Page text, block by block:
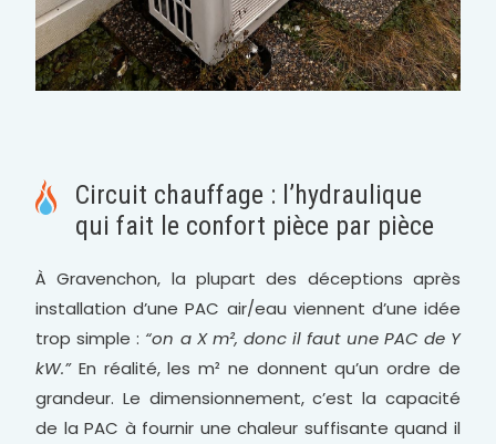
Circuit chauffage : l’hydraulique
qui fait le confort pièce par pièce
À Gravenchon, la plupart des déceptions après
installation d’une PAC air/eau viennent d’une idée
trop simple : “on a X m², donc il faut une PAC de Y
kW.”En réalité, les m² ne donnent qu’un ordre de
grandeur. Le dimensionnement, c’est la capacité
de la PAC à fournir une chaleur suffisante quand il